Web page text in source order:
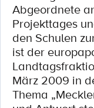
Abgeordnete
Projekttages
den Schulen
ist der
März 2009 in
Thema